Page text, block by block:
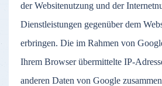
der Websitenutzung und der
Dienstleistungen gegenüber dem
erbringen. Die im Rahmen von
Ihrem Browser übermittelte IP-
anderen Daten von Google